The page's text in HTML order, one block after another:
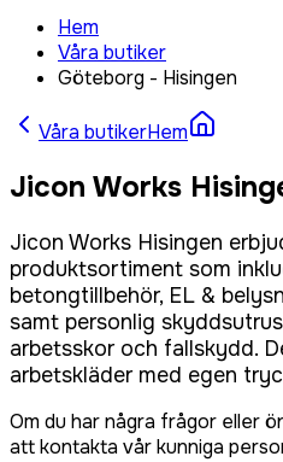
Hem
Våra butiker
Göteborg - Hisingen
Våra butikerHem
Jicon Works
Jicon Works Hisingen
produktsortiment som
betongtillbehör, EL &
samt personlig
arbetsskor och fallskydd.
arbetskläder med egen
Om du har några frågor eller
att kontakta vår kunniga